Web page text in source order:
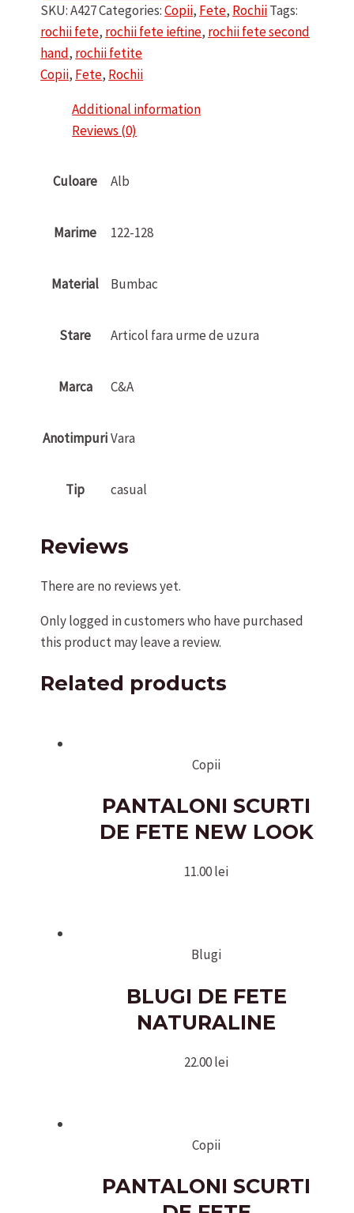
FETE
C&A
quantity
SKU:A427Categories:Copii, Fete, RochiiTags:
rochii fete, rochii fete ieftine, rochii fete second
hand, rochii fetite
Copii, Fete, Rochii
Additional information
Reviews (0)
Culoare Alb
Marime 122-128
Material Bumbac
Stare Articol fara urme de uzura
Marca C&A
AnotimpuriVara
Tip casual
Reviews
There are no reviews yet.
Only logged in customers who have purchased
this product may leave a review.
Related products
Copii
PANTALONI SCURTI
DE FETE NEW LOOK
11.00lei
Blugi
BLUGI DE FETE
NATURALINE
22.00lei
Copii
PANTALONI SCURTI